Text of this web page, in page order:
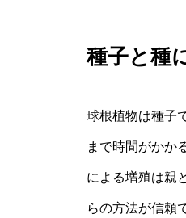
種子と種
球根植物は種子
まで時間がかか
による増殖は親
らの方法が信頼